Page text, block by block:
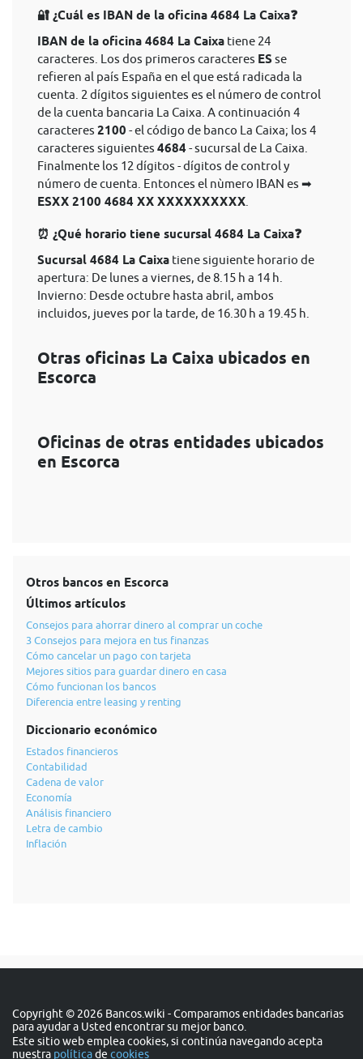
🔐 ¿Cuál es IBAN de la oficina 4684 La Caixa❓
IBAN de la oficina 4684 La Caixa tiene 24
caracteres. Los dos primeros caracteres ES se
refieren al país España en el que está radicada la
cuenta. 2 dígitos siguientes es el número de control
de la cuenta bancaria La Caixa. A continuación 4
caracteres 2100 - el código de banco La Caixa; los 4
caracteres siguientes 4684 - sucursal de La Caixa.
Finalmente los 12 dígitos - dígitos de control y
número de cuenta. Entonces el nùmero IBAN es ➡
ESXX 2100 4684 XX XXXXXXXXXX
⏰ ¿Qué horario tiene sucursal 4684 La Caixa❓
Sucursal 4684 La Caixa tiene siguiente horario de
apertura: De lunes a viernes, de 8.15 h a 14 h.
Invierno: Desde octubre hasta abril, ambos
incluidos, jueves por la tarde, de 16.30 h a 19.45 h.
Otras oficinas La Caixa ubicados en
Escorca
Oficinas de otras entidades ubicados
en Escorca
Otros bancos en Escorca
Últimos artículos
Consejos para ahorrar dinero al comprar un coche
3 Consejos para mejora en tus finanzas
Cómo cancelar un pago con tarjeta
Mejores sitios para guardar dinero en casa
Cómo funcionan los bancos
Diferencia entre leasing y renting
Diccionario económico
Estados financieros
Contabilidad
Cadena de valor
Economía
Análisis financiero
Letra de cambio
Inflación
Copyright © 2026 Bancos.wiki - Comparamos entidades bancarias
para ayudar a Usted encontrar su mejor banco.
Este sitio web emplea cookies, si continúa navegando acepta
nuestra políticade cookies